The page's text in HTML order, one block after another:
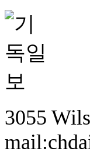
3055